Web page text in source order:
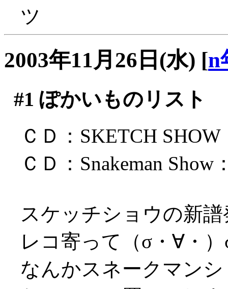
ツ
2003年11月26日(水) [n
#1 ぽかいものリスト
ＣＤ：SKETCH
ＣＤ：Snakeman
スケッチショウの新
レコ寄って（σ・∀・
なんかスネークマン